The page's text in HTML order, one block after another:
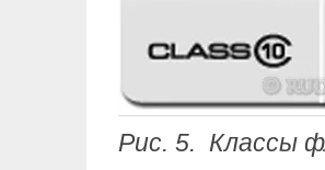
Рис. 5. Классы